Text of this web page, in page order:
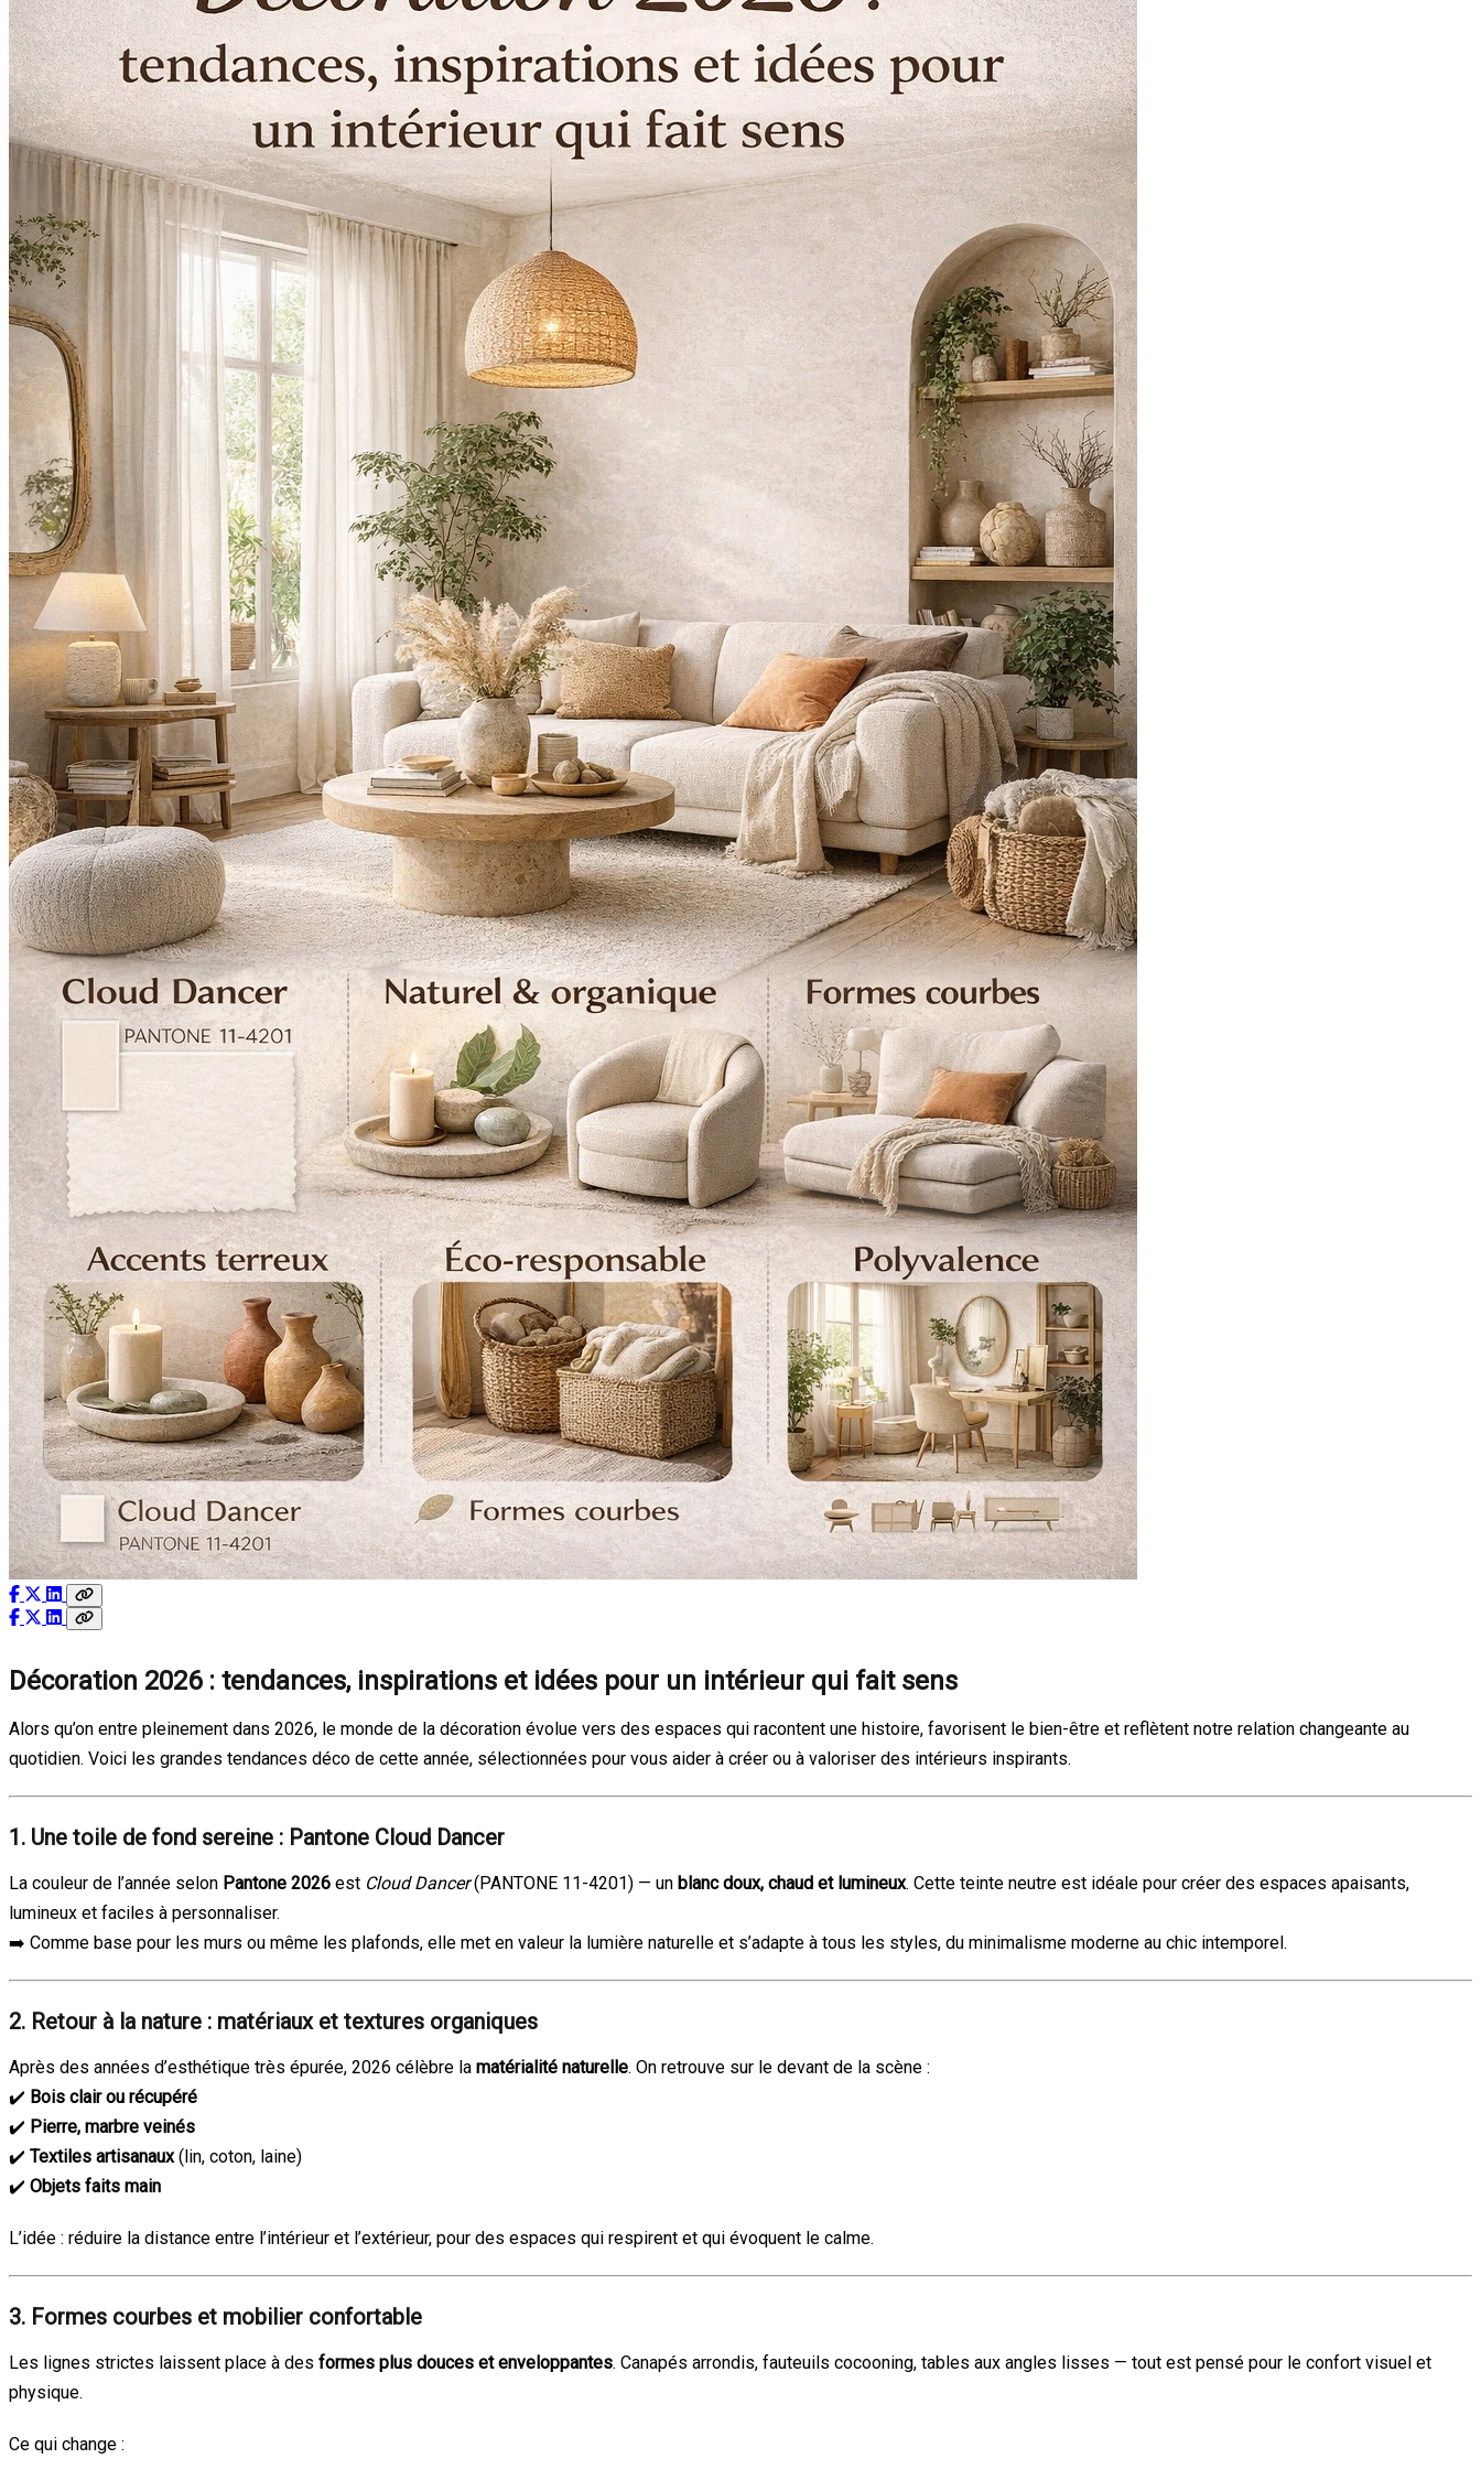
Décoration 2026 : tendances, inspirations et idées pour un intérieur qui fait sens
Alors qu’on entre pleinement dans 2026, le monde de la décoration évolue vers des espaces qui racontent une histoire, favorisent le bien-être et reflètent notre relation changeante au
quotidien. Voici les grandes tendances déco de cette année, sélectionnées pour vous aider à créer ou à valoriser des intérieurs inspirants.
1. Une toile de fond sereine : Pantone Cloud Dancer
La couleur de l’année selon Pantone 2026 est Cloud Dancer(PANTONE 11-4201) — un blanc doux, chaud et lumineux. Cette teinte neutre est idéale pour créer des espaces apaisants,
lumineux et faciles à personnaliser.
➡️ Comme base pour les murs ou même les plafonds, elle met en valeur la lumière naturelle et s’adapte à tous les styles, du minimalisme moderne au chic intemporel.
2. Retour à la nature : matériaux et textures organiques
Après des années d’esthétique très épurée, 2026 célèbre la matérialité naturelle. On retrouve sur le devant de la scène :
✔️ Bois clair ou récupéré
✔️ Pierre, marbre veinés
✔️ Textiles artisanaux(lin, coton, laine)
✔️ Objets faits main
L’idée : réduire la distance entre l’intérieur et l’extérieur, pour des espaces qui respirent et qui évoquent le calme.
3. Formes courbes et mobilier confortable
Les lignes strictes laissent place à des formes plus douces et enveloppantes. Canapés arrondis, fauteuils cocooning, tables aux angles lisses — tout est pensé pour le confort visuel et
physique.
Ce qui change :